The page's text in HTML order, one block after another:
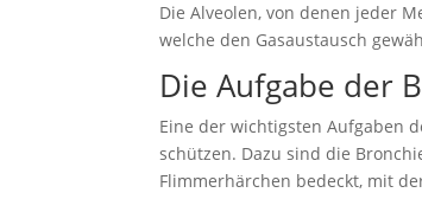
Die Alveolen, von denen jeder
welche den Gasaustausch
Die Aufgabe der
Eine der wichtigsten Aufgaben
schützen. Dazu sind die
Flimmerhärchen bedeckt, mit